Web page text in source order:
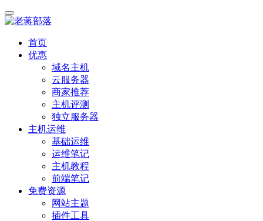
首页
优惠
域名主机
云服务器
商家推荐
主机评测
独立服务器
主机运维
基础运维
运维笔记
主机教程
前端笔记
免费资源
网站主题
插件工具